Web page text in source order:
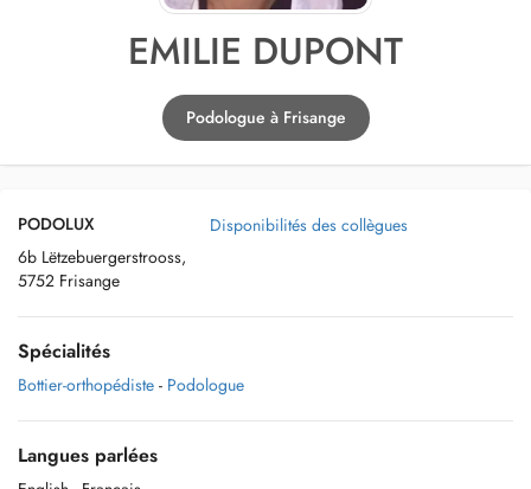
EMILIE DUPONT
Podologue à Frisange
PODOLUX
6b Lëtzebuergerstrooss,
5752 Frisange
Disponibilités des collègues
Spécialités
Bottier-orthopédiste - Podologue
Langues parlées